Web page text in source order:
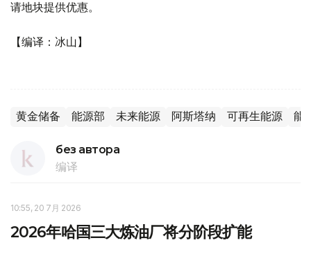
请地块提供优惠。
【编译：冰山】
黄金储备 能源部 未来能源 阿斯塔纳 可再生能源 能
без автора
编译
10:55, 20 7月 2026
2026年哈国三大炼油厂将分阶段扩能